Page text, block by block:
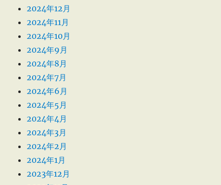
2024年12月
2024年11月
2024年10月
2024年9月
2024年8月
2024年7月
2024年6月
2024年5月
2024年4月
2024年3月
2024年2月
2024年1月
2023年12月